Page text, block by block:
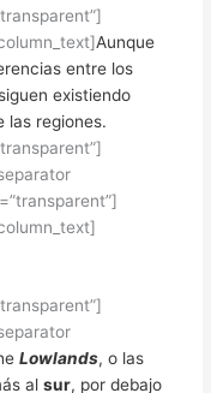
Aunque
entre los
existiendo
las regiones.
Lowlands, o las
alsur, por debajo